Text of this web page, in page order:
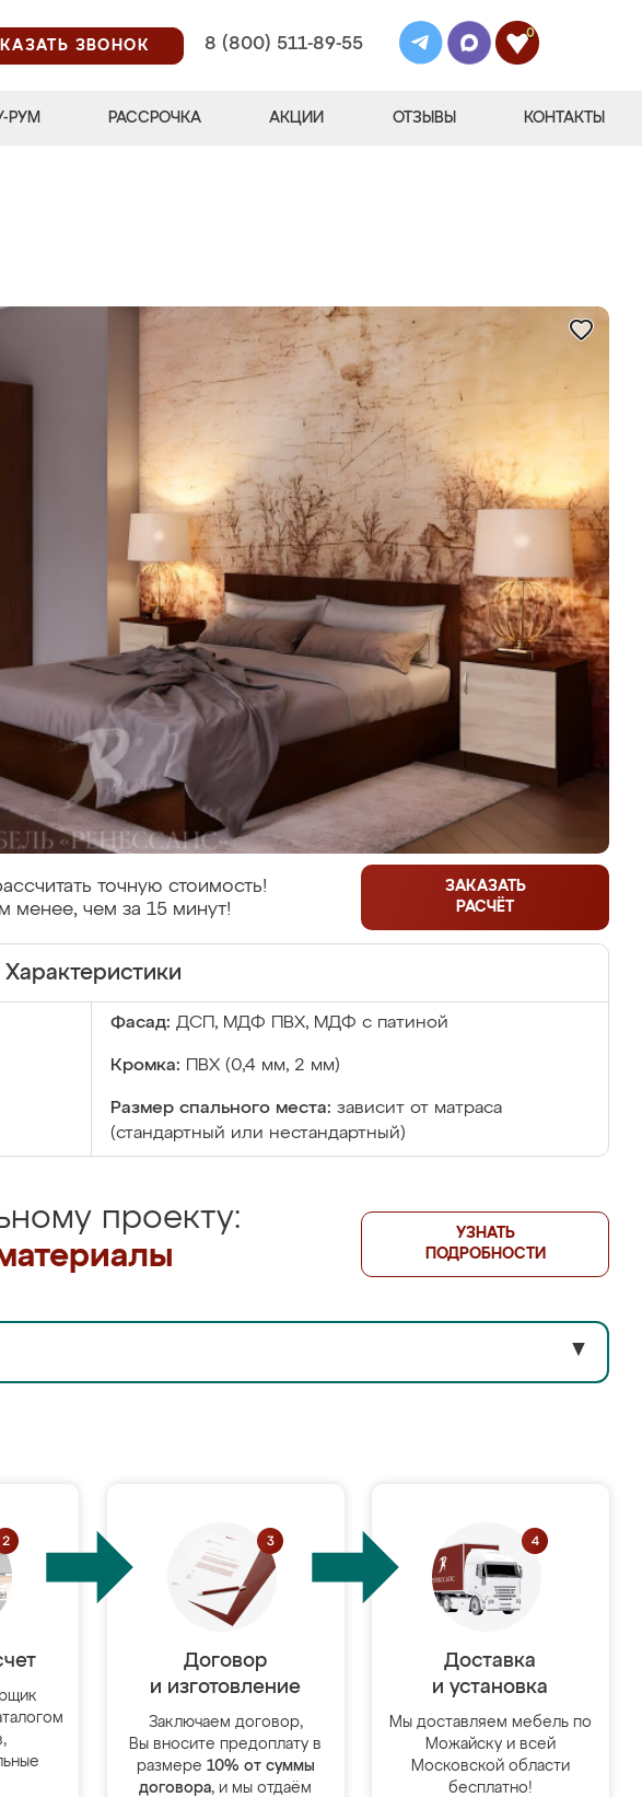
ЗВОНОК
8 (800) 511-89-55
0
РУМ РАССРОЧКА АКЦИИ ОТЗЫВЫ КОНТАКТЫ
точную стоимость!
менее, чем за 15 минут!
ЗАКАЗАТЬ
РАСЧЁТ
Характеристики
Фасад: ДСП, МДФ ПВХ, МДФ с патиной
Кромка: ПВХ (0,4 мм, 2 мм)
Размер спального места: зависит от матраса
(стандартный или нестандартный)
проекту:
УЗНАТЬ
ПОДРОБНОСТИ
▼
Договор
и изготовление
Заключаем договор,
Вы вносите предоплату в
размере 10% от суммы
договора, и мы отдаём
Доставка
и установка
Мы доставляем мебель по
Можайску и всей
Московской области
бесплатно!